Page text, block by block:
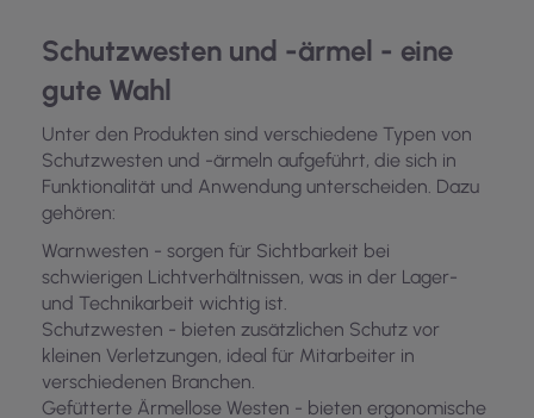
Schutzwesten und -ärmel - eine
gute Wahl
Unter den Produkten sind verschiedene Typen von
Schutzwesten und -ärmeln aufgeführt, die sich in
Funktionalität und Anwendung unterscheiden. Dazu
gehören:
Warnwesten - sorgen für Sichtbarkeit bei
schwierigen Lichtverhältnissen, was in der Lager-
und Technikarbeit wichtig ist.
Schutzwesten - bieten zusätzlichen Schutz vor
kleinen Verletzungen, ideal für Mitarbeiter in
verschiedenen Branchen.
Gefütterte Ärmellose Westen - bieten ergonomische